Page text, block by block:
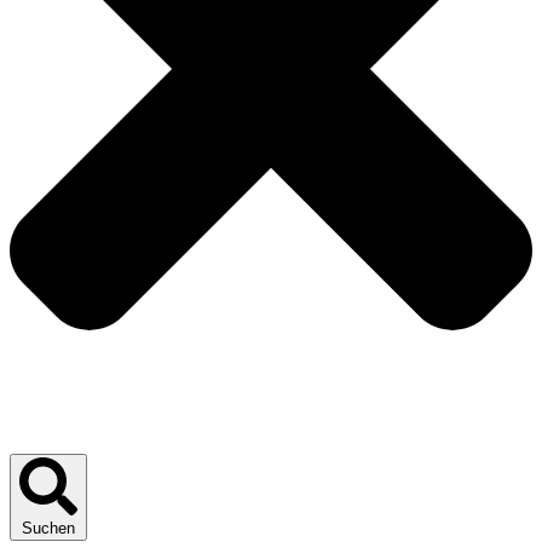
Suchen